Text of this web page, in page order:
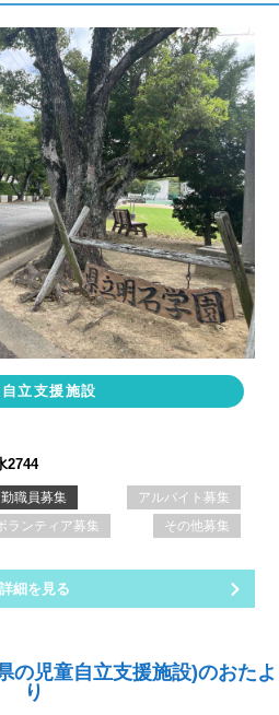
自立支援施設
2744
職員募集
アルバイト募集
ランティア募集 その他募集
詳細を見る
の児童自立支援施設)のおたよ
り